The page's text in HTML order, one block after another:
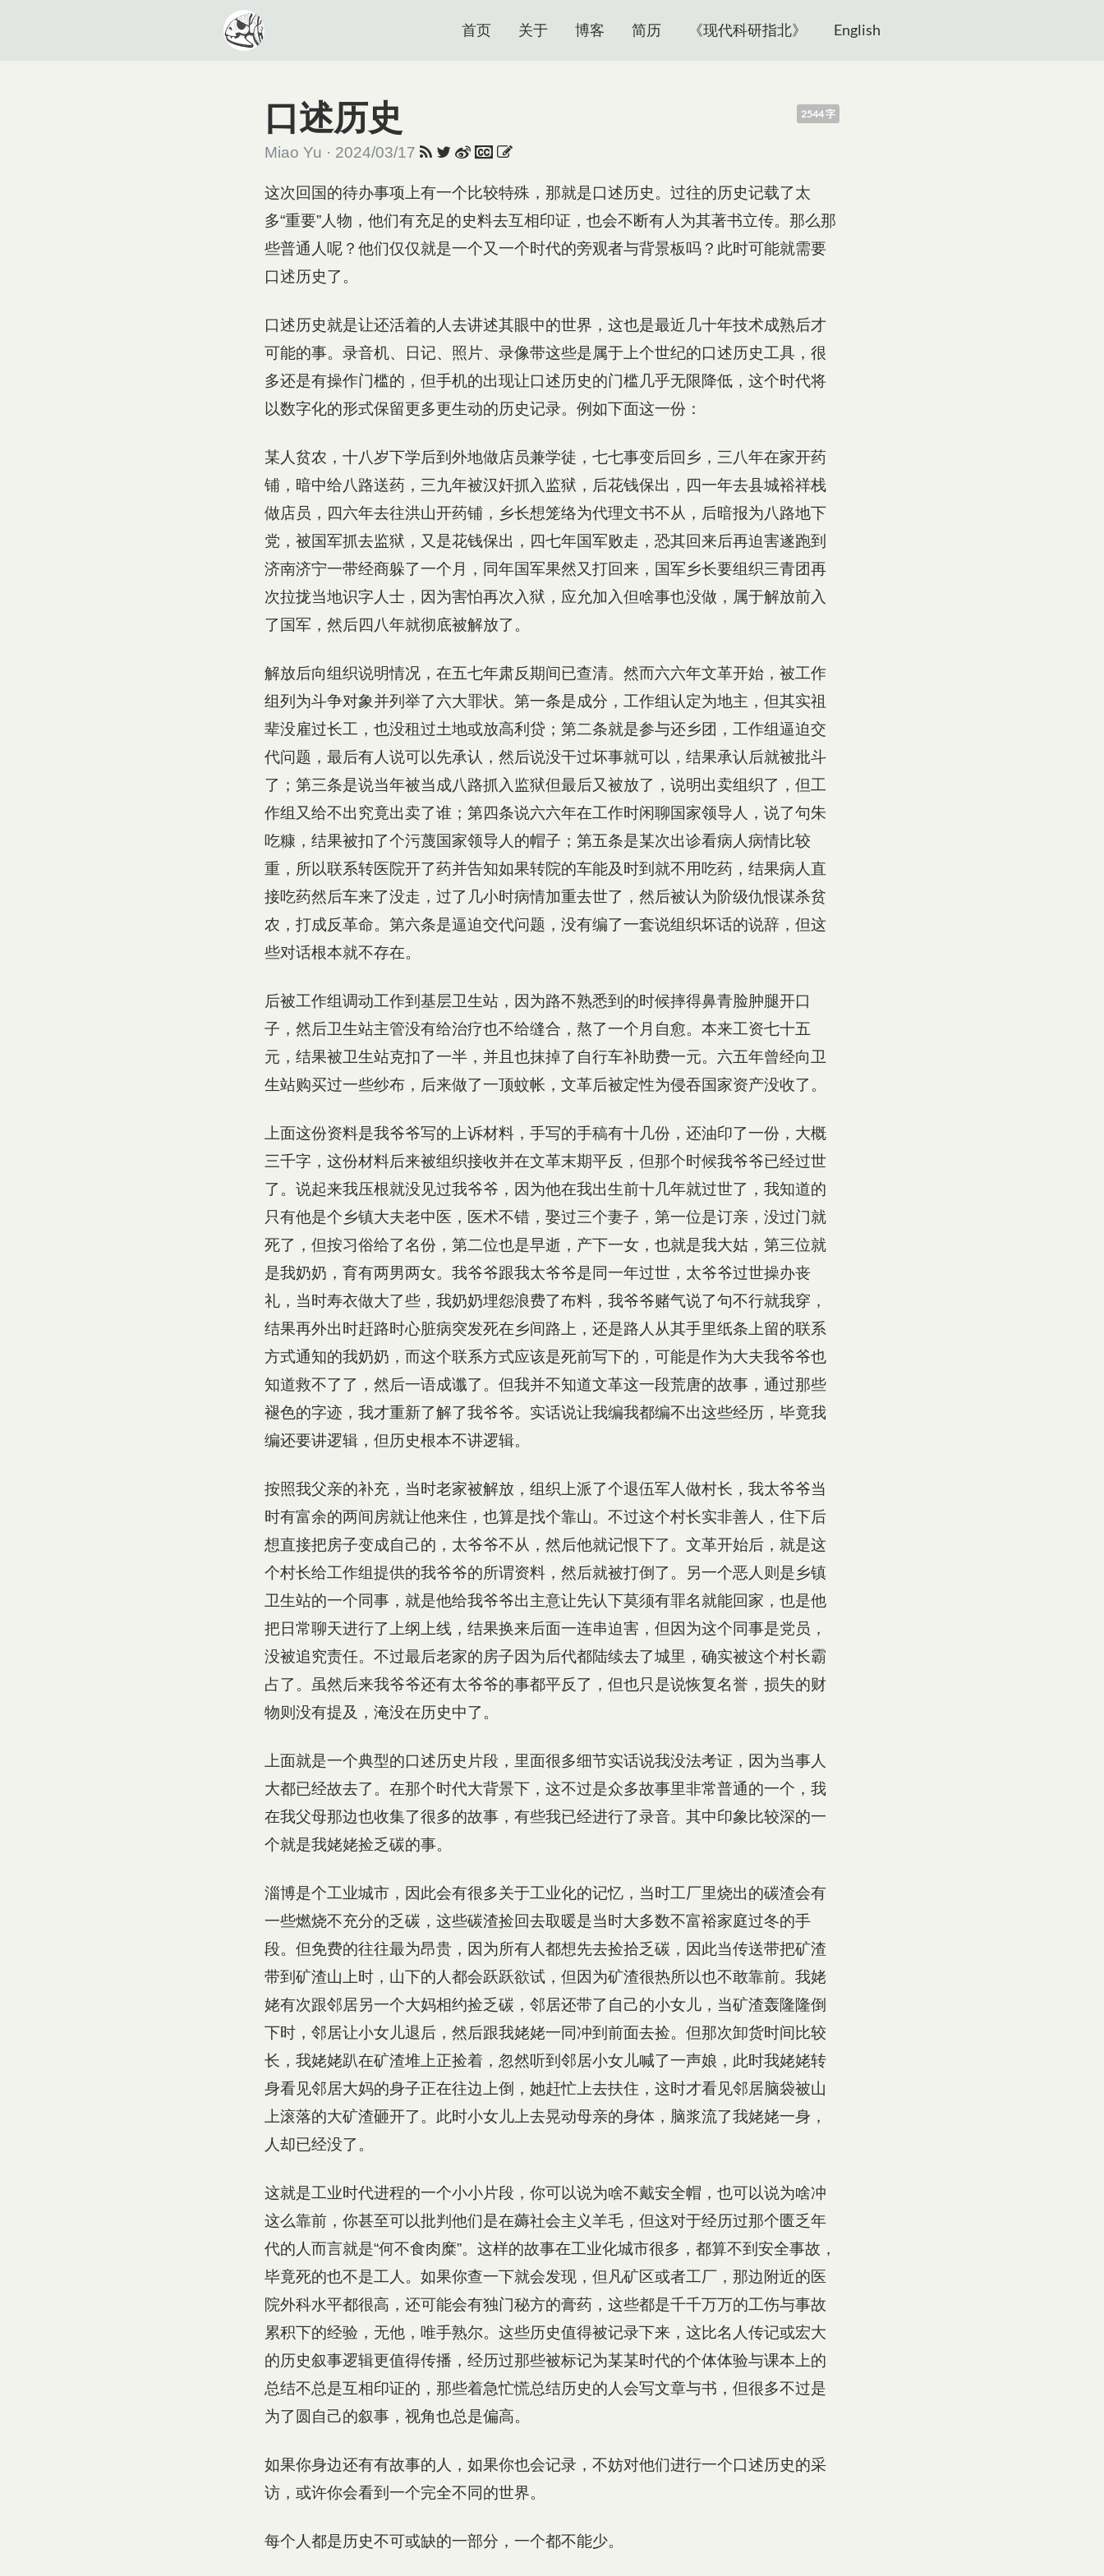
首页 关于 博客 简历 《现代科研指北》 English
2544 字
口述历史
Miao Yu · 2024/03/17
这次回国的待办事项上有一个比较特殊，那就是口述历史。过往的历史记载了太
多“重要”人物，他们有充足的史料去互相印证，也会不断有人为其著书立传。那么那
些普通人呢？他们仅仅就是一个又一个时代的旁观者与背景板吗？此时可能就需要
口述历史了。
口述历史就是让还活着的人去讲述其眼中的世界，这也是最近几十年技术成熟后才
可能的事。录音机、日记、照片、录像带这些是属于上个世纪的口述历史工具，很
多还是有操作门槛的，但手机的出现让口述历史的门槛几乎无限降低，这个时代将
以数字化的形式保留更多更生动的历史记录。例如下面这一份：
某人贫农，十八岁下学后到外地做店员兼学徒，七七事变后回乡，三八年在家开药
铺，暗中给八路送药，三九年被汉奸抓入监狱，后花钱保出，四一年去县城裕祥栈
做店员，四六年去往洪山开药铺，乡长想笼络为代理文书不从，后暗报为八路地下
党，被国军抓去监狱，又是花钱保出，四七年国军败走，恐其回来后再迫害遂跑到
济南济宁一带经商躲了一个月，同年国军果然又打回来，国军乡长要组织三青团再
次拉拢当地识字人士，因为害怕再次入狱，应允加入但啥事也没做，属于解放前入
了国军，然后四八年就彻底被解放了。
解放后向组织说明情况，在五七年肃反期间已查清。然而六六年文革开始，被工作
组列为斗争对象并列举了六大罪状。第一条是成分，工作组认定为地主，但其实祖
辈没雇过长工，也没租过土地或放高利贷；第二条就是参与还乡团，工作组逼迫交
代问题，最后有人说可以先承认，然后说没干过坏事就可以，结果承认后就被批斗
了；第三条是说当年被当成八路抓入监狱但最后又被放了，说明出卖组织了，但工
作组又给不出究竟出卖了谁；第四条说六六年在工作时闲聊国家领导人，说了句朱
吃糠，结果被扣了个污蔑国家领导人的帽子；第五条是某次出诊看病人病情比较
重，所以联系转医院开了药并告知如果转院的车能及时到就不用吃药，结果病人直
接吃药然后车来了没走，过了几小时病情加重去世了，然后被认为阶级仇恨谋杀贫
农，打成反革命。第六条是逼迫交代问题，没有编了一套说组织坏话的说辞，但这
些对话根本就不存在。
后被工作组调动工作到基层卫生站，因为路不熟悉到的时候摔得鼻青脸肿腿开口
子，然后卫生站主管没有给治疗也不给缝合，熬了一个月自愈。本来工资七十五
元，结果被卫生站克扣了一半，并且也抹掉了自行车补助费一元。六五年曾经向卫
生站购买过一些纱布，后来做了一顶蚊帐，文革后被定性为侵吞国家资产没收了。
上面这份资料是我爷爷写的上诉材料，手写的手稿有十几份，还油印了一份，大概
三千字，这份材料后来被组织接收并在文革末期平反，但那个时候我爷爷已经过世
了。说起来我压根就没见过我爷爷，因为他在我出生前十几年就过世了，我知道的
只有他是个乡镇大夫老中医，医术不错，娶过三个妻子，第一位是订亲，没过门就
死了，但按习俗给了名份，第二位也是早逝，产下一女，也就是我大姑，第三位就
是我奶奶，育有两男两女。我爷爷跟我太爷爷是同一年过世，太爷爷过世操办丧
礼，当时寿衣做大了些，我奶奶埋怨浪费了布料，我爷爷赌气说了句不行就我穿，
结果再外出时赶路时心脏病突发死在乡间路上，还是路人从其手里纸条上留的联系
方式通知的我奶奶，而这个联系方式应该是死前写下的，可能是作为大夫我爷爷也
知道救不了了，然后一语成谶了。但我并不知道文革这一段荒唐的故事，通过那些
褪色的字迹，我才重新了解了我爷爷。实话说让我编我都编不出这些经历，毕竟我
编还要讲逻辑，但历史根本不讲逻辑。
按照我父亲的补充，当时老家被解放，组织上派了个退伍军人做村长，我太爷爷当
时有富余的两间房就让他来住，也算是找个靠山。不过这个村长实非善人，住下后
想直接把房子变成自己的，太爷爷不从，然后他就记恨下了。文革开始后，就是这
个村长给工作组提供的我爷爷的所谓资料，然后就被打倒了。另一个恶人则是乡镇
卫生站的一个同事，就是他给我爷爷出主意让先认下莫须有罪名就能回家，也是他
把日常聊天进行了上纲上线，结果换来后面一连串迫害，但因为这个同事是党员，
没被追究责任。不过最后老家的房子因为后代都陆续去了城里，确实被这个村长霸
占了。虽然后来我爷爷还有太爷爷的事都平反了，但也只是说恢复名誉，损失的财
物则没有提及，淹没在历史中了。
上面就是一个典型的口述历史片段，里面很多细节实话说我没法考证，因为当事人
大都已经故去了。在那个时代大背景下，这不过是众多故事里非常普通的一个，我
在我父母那边也收集了很多的故事，有些我已经进行了录音。其中印象比较深的一
个就是我姥姥捡乏碳的事。
淄博是个工业城市，因此会有很多关于工业化的记忆，当时工厂里烧出的碳渣会有
一些燃烧不充分的乏碳，这些碳渣捡回去取暖是当时大多数不富裕家庭过冬的手
段。但免费的往往最为昂贵，因为所有人都想先去捡拾乏碳，因此当传送带把矿渣
带到矿渣山上时，山下的人都会跃跃欲试，但因为矿渣很热所以也不敢靠前。我姥
姥有次跟邻居另一个大妈相约捡乏碳，邻居还带了自己的小女儿，当矿渣轰隆隆倒
下时，邻居让小女儿退后，然后跟我姥姥一同冲到前面去捡。但那次卸货时间比较
长，我姥姥趴在矿渣堆上正捡着，忽然听到邻居小女儿喊了一声娘，此时我姥姥转
身看见邻居大妈的身子正在往边上倒，她赶忙上去扶住，这时才看见邻居脑袋被山
上滚落的大矿渣砸开了。此时小女儿上去晃动母亲的身体，脑浆流了我姥姥一身，
人却已经没了。
这就是工业时代进程的一个小小片段，你可以说为啥不戴安全帽，也可以说为啥冲
这么靠前，你甚至可以批判他们是在薅社会主义羊毛，但这对于经历过那个匮乏年
代的人而言就是“何不食肉糜”。这样的故事在工业化城市很多，都算不到安全事故，
毕竟死的也不是工人。如果你查一下就会发现，但凡矿区或者工厂，那边附近的医
院外科水平都很高，还可能会有独门秘方的膏药，这些都是千千万万的工伤与事故
累积下的经验，无他，唯手熟尔。这些历史值得被记录下来，这比名人传记或宏大
的历史叙事逻辑更值得传播，经历过那些被标记为某某时代的个体体验与课本上的
总结不总是互相印证的，那些着急忙慌总结历史的人会写文章与书，但很多不过是
为了圆自己的叙事，视角也总是偏高。
如果你身边还有有故事的人，如果你也会记录，不妨对他们进行一个口述历史的采
访，或许你会看到一个完全不同的世界。
每个人都是历史不可或缺的一部分，一个都不能少。